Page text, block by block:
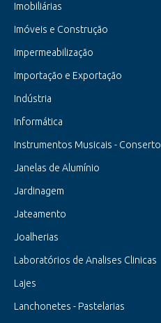
Imobiliárias
Imóveis e Construção
Impermeabilização
Importação e Exportação
Indústria
Informática
Instrumentos Musicais - Conserto
Janelas de Alumínio
Jardinagem
Jateamento
Joalherias
Laboratórios de Analises Clinicas
Lajes
Lanchonetes - Pastelarias